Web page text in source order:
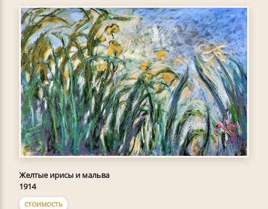
Желтые ирисы и мальва
1914
СТОИМОСТЬ